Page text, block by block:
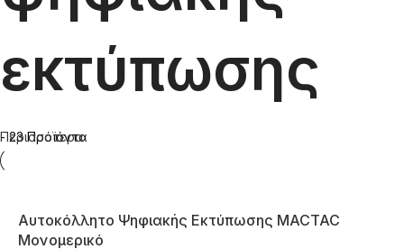
εκτύπωσης
- 23 Προϊόντα
Περισσότερα
Αυτοκόλλητο Ψηφιακής Εκτύπωσης MACTAC
Μονομερικό